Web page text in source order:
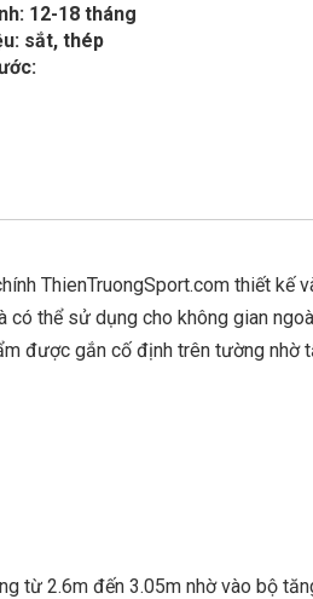
12-18 tháng
sắt, thép
ThienTruongSport.com thiết kế
thể sử dụng cho không gian
được gắn cố định trên tường nhờ
từ 2.6m đến 3.05m nhờ vào bộ